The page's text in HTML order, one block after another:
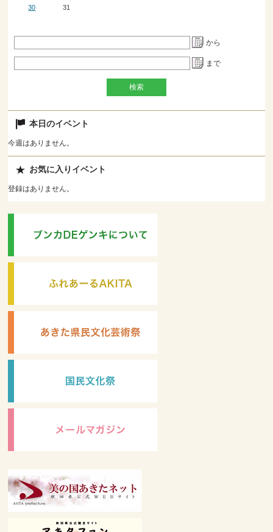
30 31
から
まで
本日のイベント
今週はありません。
お気に入りイベント
登録はありません。